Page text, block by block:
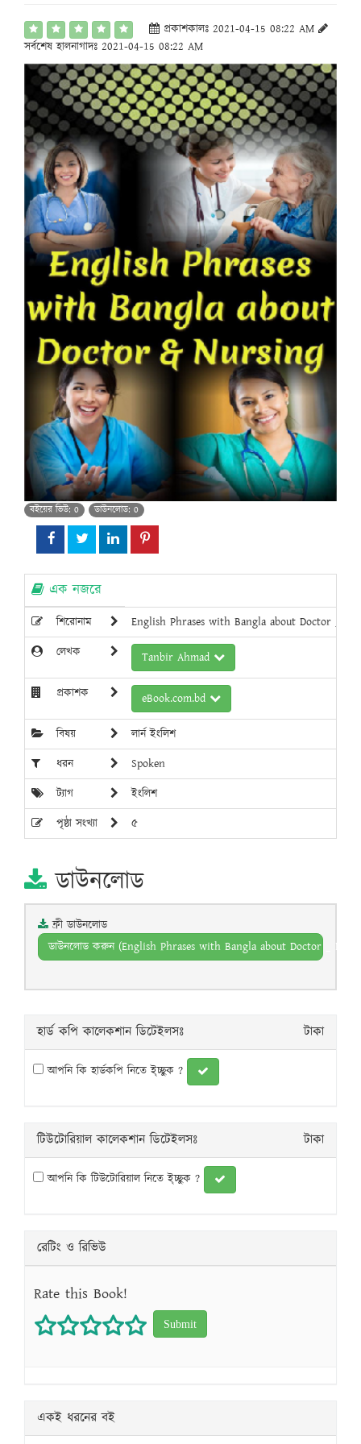
প্রকাশকালঃ 2021-04-15 08:22 AM
সর্বশেষ হালনাগাদঃ 2021-04-15 08:22 AM
বইয়ের ভিউ: 0 ডাউনলোড: 0
এক নজরে
শিরোনাম
English Phrases with Bangla about Doctor _
লেখক
Tanbir Ahmad
প্রকাশক eBook.com.bd
বিষয়
লার্ন ইংলিশ
ধরন
Spoken
ট্যাগ
ইংলিশ
পৃষ্ঠা সংখ্যা
৫
ডাউনলোড
ফ্রী ডাউনলোড
ডাউনলোড করুন (English Phrases with Bangla about Doctor _
হার্ড কপি কালেকশান ডিটেইলসঃ টাকা
আপনি কি হার্ডকপি নিতে ই্চ্ছুক ?
টিউটোরিয়াল কালেকশান ডিটেইলসঃ টাকা
আপনি কি টিউটোরিয়াল নিতে ই্চ্ছুক ?
রেটিং ও রিভিউ
Rate this Book!
5 stars
4 stars
3 stars
2 stars
1 star
একই ধরনের বই